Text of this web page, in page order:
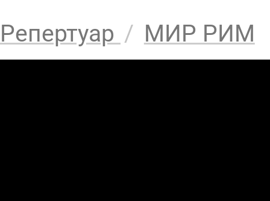
Репертуар / МИР РИМ